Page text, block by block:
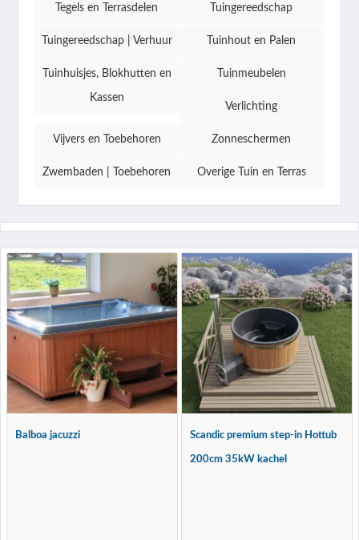
Tegels en Terrasdelen Tuingereedschap
Tuingereedschap | Verhuur Tuinhout en Palen
Tuinhuisjes, Blokhutten en
Kassen
Tuinmeubelen
Verlichting
Vijvers en Toebehoren Zonneschermen
Zwembaden | Toebehoren Overige Tuin en Terras
Balboa jacuzzi Scandic premium step-in Hottub
200cm 35kW kachel